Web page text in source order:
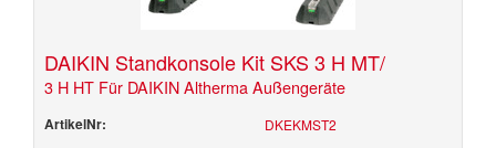
DAIKIN Standkonsole Kit SKS 3 H MT/
3 H HT Für DAIKIN Altherma Außengeräte
ArtikelNr: DKEKMST2